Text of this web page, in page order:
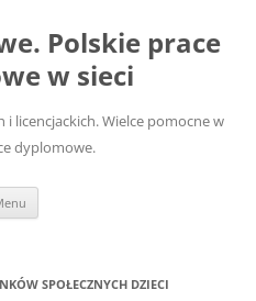
Polskie prace
w sieci
licencjackich. Wielce pomocne w
dyplomowe.
SPOŁECZNYCH DZIECI